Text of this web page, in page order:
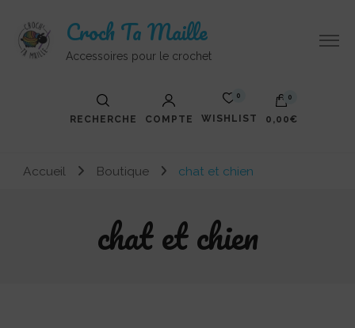
Croch Ta Maille
Accessoires pour le crochet
RECHERCHE COMPTE
0
WISHLIST
0
0,00€
Accueil Boutique chat et chien
chat et chien